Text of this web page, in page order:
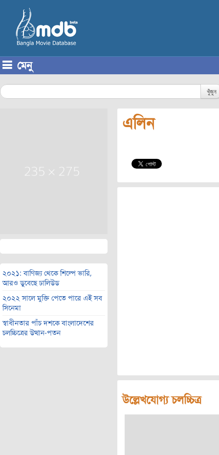
মেনু
খুঁজুন
২০২১: বাণিজ্য থেকে শিল্পে ভারি,
আরও ডুবেছে ঢালিউড
২০২২ সালে মুক্তি পেতে পারে এই সব
সিনেমা
স্বাধীনতার পাঁচ দশকে বাংলাদেশের
চলচ্চিত্রের উত্থান-পতন
এলিন
উল্লেখযোগ্য চলচ্চিত্র